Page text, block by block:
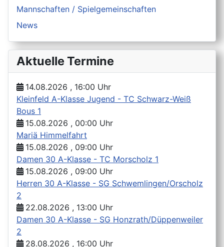
Mannschaften / Spielgemeinschaften
News
Aktuelle Termine
14.08.2026 , 16:00 Uhr
Kleinfeld A-Klasse Jugend - TC Schwarz-Weiß
Bous 1
15.08.2026 , 00:00 Uhr
Mariä Himmelfahrt
15.08.2026 , 09:00 Uhr
Damen 30 A-Klasse - TC Morscholz 1
15.08.2026 , 09:00 Uhr
Herren 30 A-Klasse - SG Schwemlingen/Orscholz
2
22.08.2026 , 13:00 Uhr
Damen 30 A-Klasse - SG Honzrath/Düppenweiler
2
28.08.2026 , 16:00 Uhr